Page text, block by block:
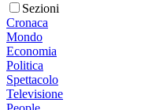
Sezioni
Cronaca
Mondo
Economia
Politica
Spettacolo
Televisione